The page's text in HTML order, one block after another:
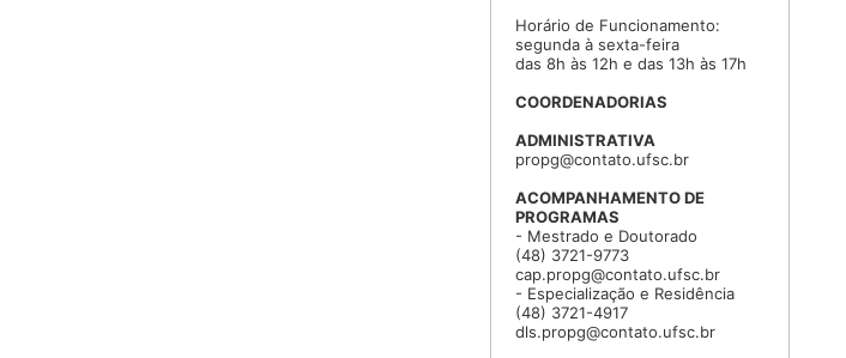
Horário de Funcionamento:
segunda à sexta-feira
das 8h às 12h e das 13h às 17h
COORDENADORIAS
ADMINISTRATIVA
propg@contato.ufsc.br
ACOMPANHAMENTO DE
PROGRAMAS
- Mestrado e Doutorado
(48) 3721-9773
cap.propg@contato.ufsc.br
- Especialização e Residência
(48) 3721-4917
dls.propg@contato.ufsc.br